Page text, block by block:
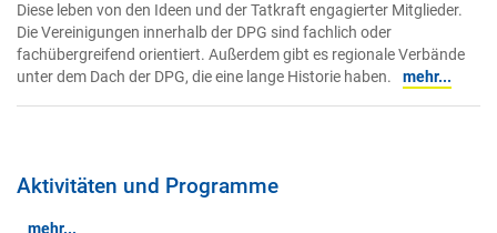
Diese leben von den Ideen und der Tatkraft engagierter Mitglieder.
Die Vereinigungen innerhalb der DPG sind fachlich oder
fachübergreifend orientiert. Außerdem gibt es regionale Verbände
unter dem Dach der DPG, die eine lange Historie haben.
mehr...
Aktivitäten und Programme